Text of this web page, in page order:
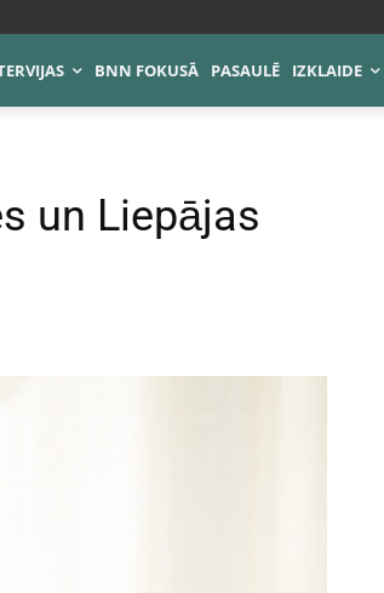
BNN FOKUSĀ PASAULĒ IZKLAIDE
un Liepājas